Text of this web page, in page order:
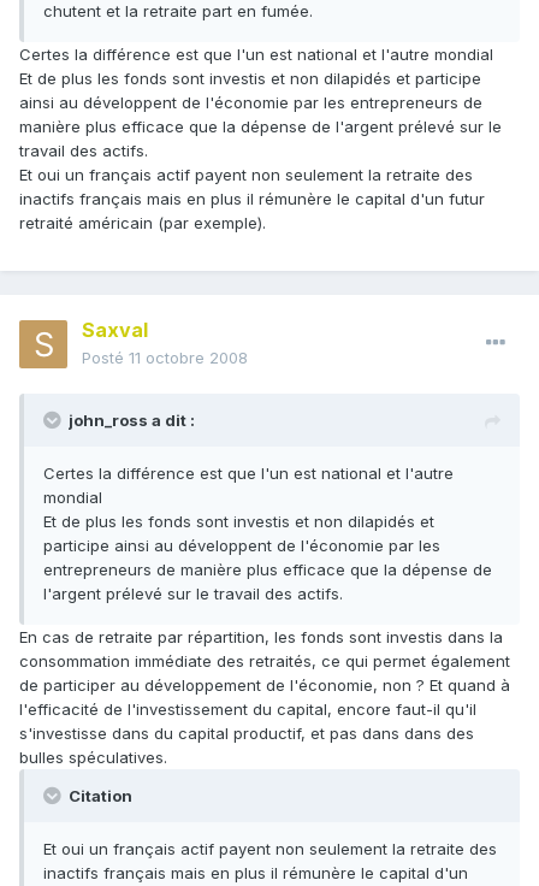
chutent et la retraite part en fumée.
Certes la différence est que l'un est national et l'autre mondial
Et de plus les fonds sont investis et non dilapidés et participe
ainsi au développent de l'économie par les entrepreneurs de
manière plus efficace que la dépense de l'argent prélevé sur le
travail des actifs.
Et oui un français actif payent non seulement la retraite des
inactifs français mais en plus il rémunère le capital d'un futur
retraité américain (par exemple).
Saxval
Posté 11 octobre 2008
john_ross a dit :
Certes la différence est que l'un est national et l'autre
mondial
Et de plus les fonds sont investis et non dilapidés et
participe ainsi au développent de l'économie par les
entrepreneurs de manière plus efficace que la dépense de
l'argent prélevé sur le travail des actifs.
En cas de retraite par répartition, les fonds sont investis dans la
consommation immédiate des retraités, ce qui permet également
de participer au développement de l'économie, non ? Et quand à
l'efficacité de l'investissement du capital, encore faut-il qu'il
s'investisse dans du capital productif, et pas dans dans des
bulles spéculatives.
Citation
Et oui un français actif payent non seulement la retraite des
inactifs français mais en plus il rémunère le capital d'un